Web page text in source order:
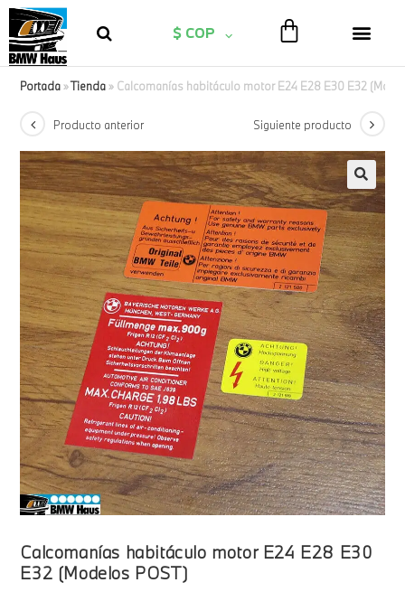
$ COP
Portada»Tienda» Calcomanías habitáculo motor E24 E28 E30 E32
Producto anterior Siguiente producto
🔍
Calcomanías habitáculo motor E24 E28 E30
E32 (Modelos POST)